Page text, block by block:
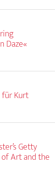
Daze«
Kurt
Getty
Art and the